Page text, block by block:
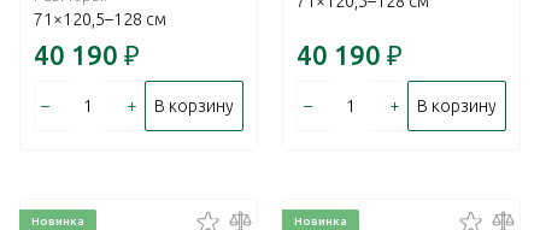
71×120,5–128 см
40 190 ₽
– + В корзину
40 190 ₽
– + В корзину
Новинка Новинка